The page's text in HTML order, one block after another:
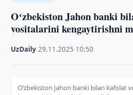
Oʻzbekiston Jahon banki
vositalarini kengaytirishni
UzDaily ·29.11.2025 10:50
Oʻzbekiston Jahon banki bilan kafolat